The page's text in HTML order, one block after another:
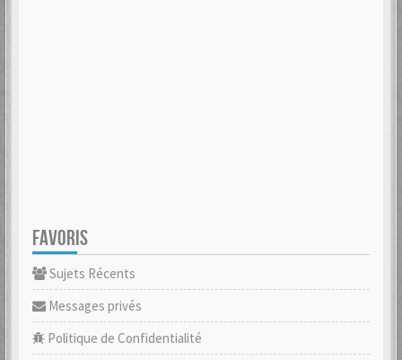
FAVORIS
Sujets Récents
Messages privés
Politique de Confidentialité